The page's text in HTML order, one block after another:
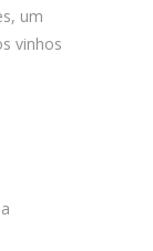
um
vinhos